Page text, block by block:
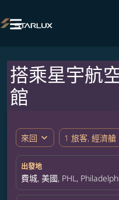

搭乘星宇航
館
來回 expand_more 1 旅客, 經濟艙
出發地
費城, 美國, PHL,